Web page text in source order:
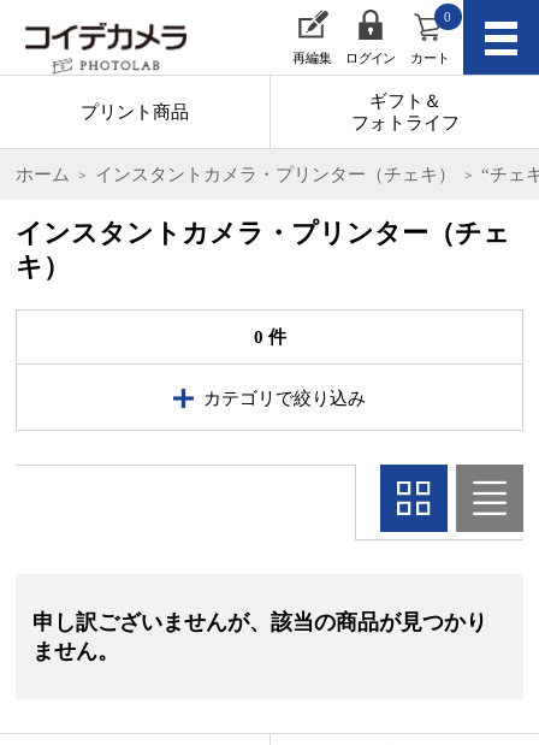
再編集 ログイン カート
0
プリント商品
ギフト＆
フォトライフ
ホーム インスタントカメラ・プリンター（チェキ） “チェ
インスタントカメラ・プリンター（チェ
キ）
0 件
カテゴリで絞り込み
申し訳ございませんが、該当の商品が見つかり
ません。